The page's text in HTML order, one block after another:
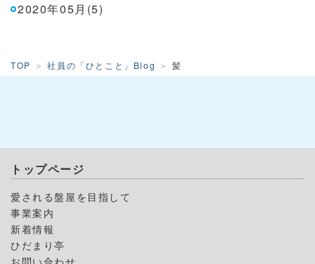
2020年05月(5)
TOP 社員の「ひとこと」Blog 髪
トップページ
愛される盤屋を目指して
事業案内
新着情報
ひだまり亭
お問い合わせ